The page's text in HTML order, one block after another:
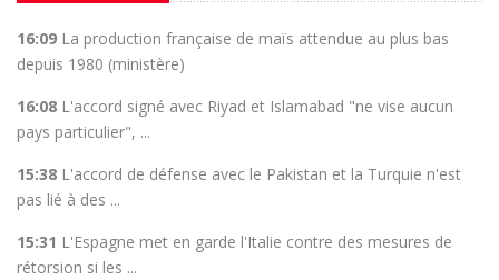
16:09 La production française de maïs attendue au plus bas
depuis 1980 (ministère)
16:08 L'accord signé avec Riyad et Islamabad "ne vise aucun
pays particulier", ...
15:38 L'accord de défense avec le Pakistan et la Turquie n'est
pas lié à des ...
15:31 L'Espagne met en garde l'Italie contre des mesures de
rétorsion si les ...